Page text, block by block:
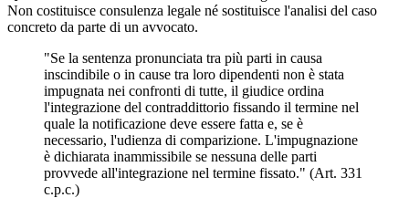
Non costituisce consulenza legale né sostituisce l'analisi del caso
concreto da parte di un avvocato.
"Se la sentenza pronunciata tra più parti in causa
inscindibile o in cause tra loro dipendenti non è stata
impugnata nei confronti di tutte, il giudice ordina
l'integrazione del contraddittorio fissando il termine nel
quale la notificazione deve essere fatta e, se è
necessario, l'udienza di comparizione. L'impugnazione
è dichiarata inammissibile se nessuna delle parti
provvede all'integrazione nel termine fissato." (Art. 331
c.p.c.)